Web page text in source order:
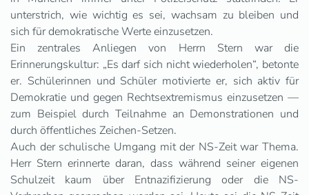
unterstrich, wie wichtig es sei, wachsam zu bleiben und
sich für demokratische Werte einzusetzen.
Ein zentrales Anliegen von Herrn Stern war die
Erinnerungskultur: „Es darf sich nicht wiederholen“, betonte
er. Schülerinnen und Schüler motivierte er, sich aktiv für
Demokratie und gegen Rechtsextremismus einzusetzen —
zum Beispiel durch Teilnahme an Demonstrationen und
durch öffentliches Zeichen-Setzen.
Auch der schulische Umgang mit der NS-Zeit war Thema.
Herr Stern erinnerte daran, dass während seiner eigenen
Schulzeit kaum über Entnazifizierung oder die NS-